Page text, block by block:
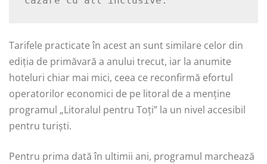
Tarifele practicate în acest an sunt similare celor din
ediția de primăvară a anului trecut, iar la anumite
hoteluri chiar mai mici, ceea ce reconfirmă efortul
operatorilor economici de pe litoral de a menține
programul „Litoralul pentru Toți” la un nivel accesibil
pentru turiști.
Pentru prima dată în ultimii ani, programul marchează